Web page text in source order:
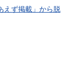
えず掲載」から脱